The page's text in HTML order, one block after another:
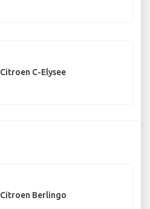
Citroen C-Elysee
Citroen Berlingo